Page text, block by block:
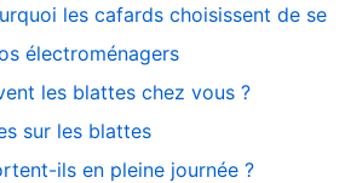
les cafards choisissent de se
électroménagers
les blattes chez vous ?
sur les blattes
ils en pleine journée ?